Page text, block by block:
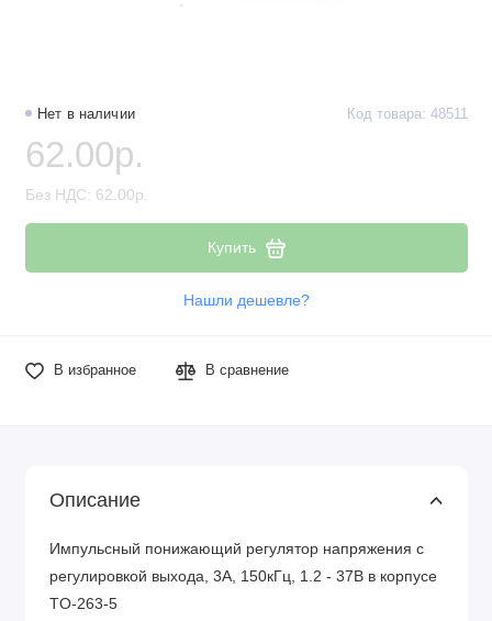
Резисторы
Реле
Стабилизаторы питания
Транзисторы
Нет в наличии Код товара: 48511
62.00р.
Без НДС: 62.00р.
Купить
Нашли дешевле?
В избранное В сравнение
Описание
Импульсный понижающий регулятор напряжения с
регулировкой выхода, 3А, 150кГц, 1.2 - 37В в корпусе
TO-263-5